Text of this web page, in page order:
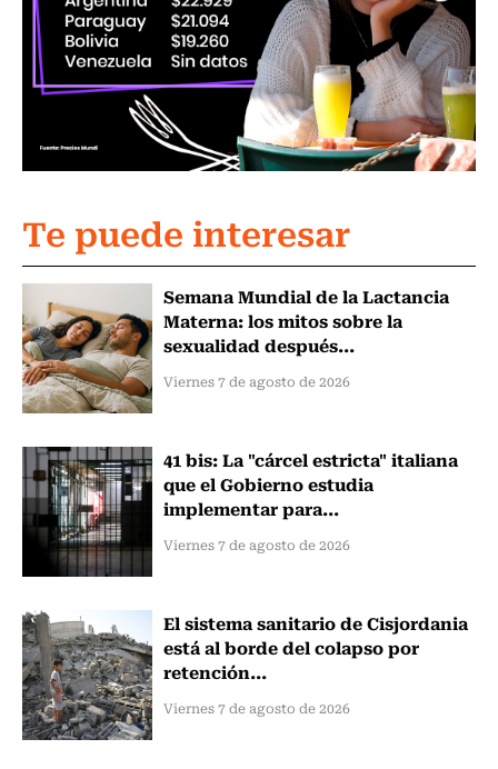
Te puede interesar
Semana Mundial de la Lactancia
Materna: los mitos sobre la
sexualidad después...
Viernes 7 de agosto de 2026
41 bis: La "cárcel estricta" italiana
que el Gobierno estudia
implementar para...
Viernes 7 de agosto de 2026
El sistema sanitario de Cisjordania
está al borde del colapso por
retención...
Viernes 7 de agosto de 2026